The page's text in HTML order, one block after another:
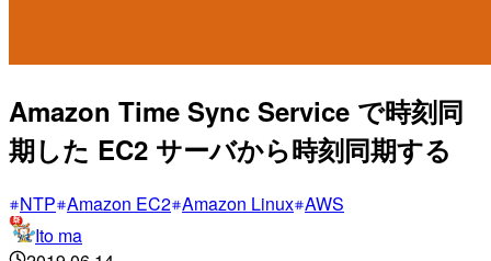
Amazon Time Sync Service で時刻同
期した EC2 サーバから時刻同期する
NTP Amazon EC2 Amazon Linux AWS
Ito ma